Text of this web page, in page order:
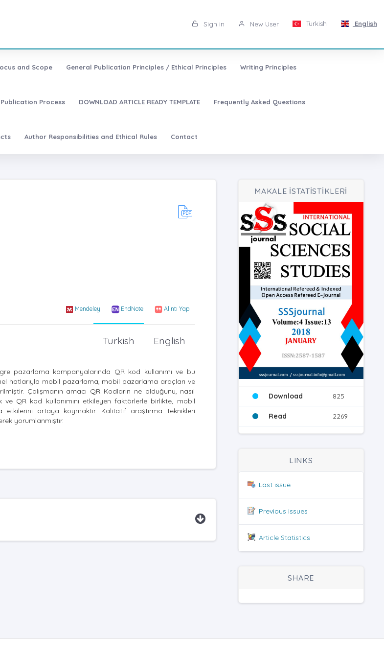
Sign in New User Turkish English
and Scope General Publication Principles / Ethical Principles Writing Principles
Process DOWNLOAD ARTICLE READY TEMPLATE Frequently Asked Questions
Author Responsibilities and Ethical Rules Contact
Mendeley EndNote Alıntı Yap
English
Turkish
pazarlama kampanyalarında QR kod kullanımı ve bu
hatlarıyla mobil pazarlama, mobil pazarlama araçları ve
Çalışmanın amacı QR Kodların ne olduğunu, nasıl
ve QR kod kullanımını etkileyen faktörlerle birlikte, mobil
etkilerini ortaya koymaktır. Kalitatif araştırma teknikleri
yorumlanmıştır.
MAKALE İSTATİSTİKLERİ
Download 825
Read 2269
LINKS
Last issue
Previous issues
Article Statistics
SHARE